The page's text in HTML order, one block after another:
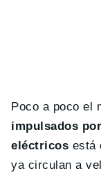
Poco a poco el
impulsados
eléctricos está
ya circulan a